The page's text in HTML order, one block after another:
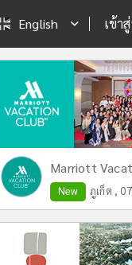
English เข้า
Marriott
New ภูเก็ต ,